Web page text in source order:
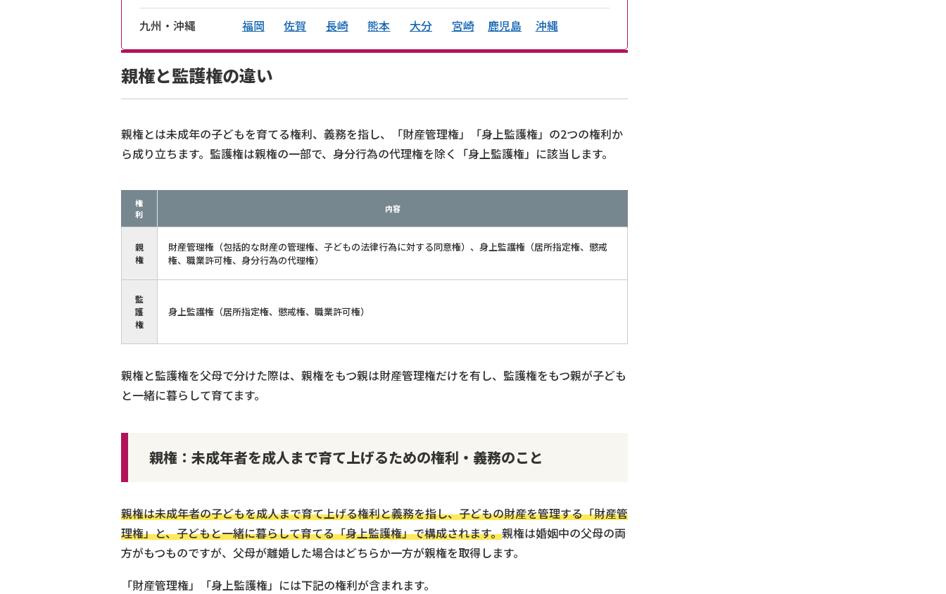
九州・沖縄 福岡 佐賀 長崎 熊本 大分 宮崎 鹿児島 沖縄
親権と監護権の違い
親権とは未成年の子どもを育てる権利、義務を指し、「財産管理権」「身上監護権」の2つの権利か
ら成り立ちます。監護権は親権の一部で、身分行為の代理権を除く「身上監護権」に該当します。
権
利
内容
親
権
財産管理権（包括的な財産の管理権、子どもの法律行為に対する同意権）、身上監護権（居所指定権、懲戒
権、職業許可権、身分行為の代理権）
監
護
権
身上監護権（居所指定権、懲戒権、職業許可権）
親権と監護権を父母で分けた際は、親権をもつ親は財産管理権だけを有し、監護権をもつ親が子ども
と一緒に暮らして育てます。
親権：未成年者を成人まで育て上げるための権利・義務のこと
親権は未成年者の子どもを成人まで育て上げる権利と義務を指し、子どもの財産を管理する「財産管
理権」と、子どもと一緒に暮らして育てる「身上監護権」で構成されます。親権は婚姻中の父母の両
方がもつものですが、父母が離婚した場合はどちらか一方が親権を取得します。
「財産管理権」「身上監護権」には下記の権利が含まれます。